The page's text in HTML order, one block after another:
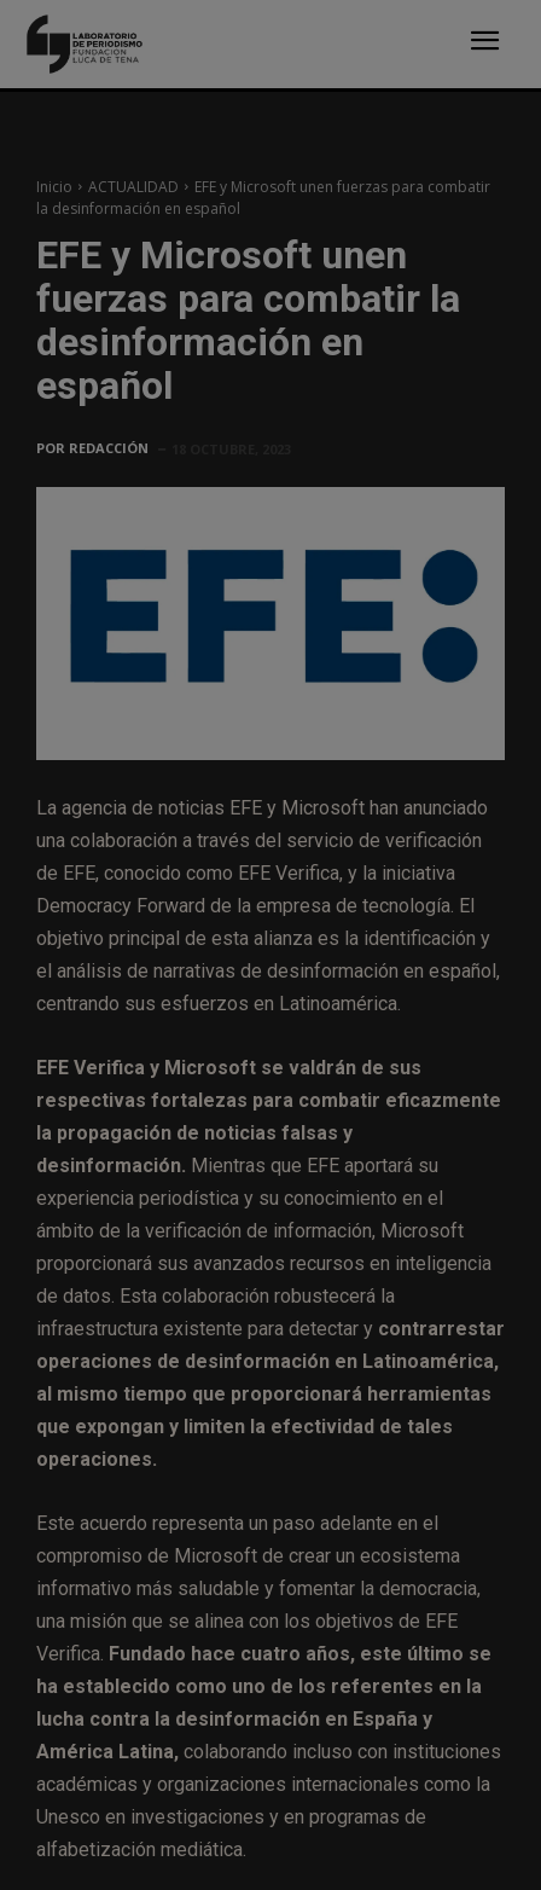
Inicio ACTUALIDAD
EFE y Microsoft unen fuerzas para combatir
la desinformación en español
EFE y Microsoft unen
fuerzas para combatir la
desinformación en
español
POR REDACCIÓN
La agencia de noticias EFE y Microsoft han anunciado
una colaboración a través del servicio de verificación
de EFE, conocido como EFE Verifica, y la iniciativa
Democracy Forward de la empresa de tecnología. El
objetivo principal de esta alianza es la identificación y
el análisis de narrativas de desinformación en español,
centrando sus esfuerzos en Latinoamérica.
EFE Verifica y Microsoft se valdrán de sus
respectivas fortalezas para combatir eficazmente
la propagación de noticias falsas y
desinformación. Mientras que EFE aportará su
experiencia periodística y su conocimiento en el
ámbito de la verificación de información, Microsoft
proporcionará sus avanzados recursos en inteligencia
de datos. Esta colaboración robustecerá la
infraestructura existente para detectar y contrarrestar
operaciones de desinformación en Latinoamérica,
al mismo tiempo que proporcionará herramientas
que expongan y limiten la efectividad de tales
operaciones.
Este acuerdo representa un paso adelante en el
compromiso de Microsoft de crear un ecosistema
informativo más saludable y fomentar la democracia,
una misión que se alinea con los objetivos de EFE
Verifica. Fundado hace cuatro años, este último se
ha establecido como uno de los referentes en la
lucha contra la desinformación en España y
América Latina, colaborando incluso con instituciones
académicas y organizaciones internacionales como la
Unesco en investigaciones y en programas de
alfabetización mediática.